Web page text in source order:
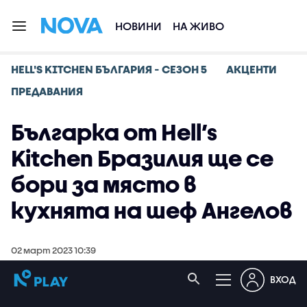
НОВИНИ НА ЖИВО
HELL'S KITCHEN БЪЛГАРИЯ - СЕЗОН 5
АКЦЕНТИ
ПРЕДАВАНИЯ
Българка от Hell’s
Kitchen Бразилия ще се
бори за място в
кухнята на шеф Ангелов
02 март 2023 10:39